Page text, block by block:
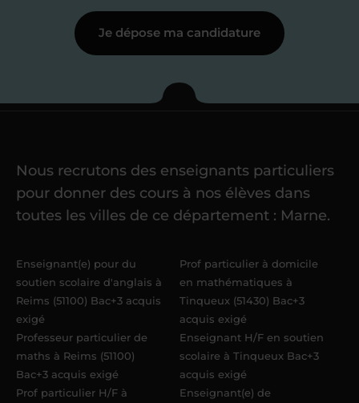
Étape 3
Je commence mes
Une fois ma candidature validée, mon
référent me confie mes premiers
élèvesdans un délai de6 jours
Acadomia.
Je dépose ma candidature
Nous recrutons des enseignants particuliers
pour donner des cours à nos élèves dans
toutes les villes de ce département : Marne.
Enseignant(e) pour du
soutien scolaire d'anglais à
Reims (51100) Bac+3 acquis
exigé
Professeur particulier de
maths à Reims (51100)
Bac+3 acquis exigé
Prof particulier H/F à
Prof particulier à domicile
en mathématiques à
Tinqueux (51430) Bac+3
acquis exigé
Enseignant H/F en soutien
scolaire à Tinqueux Bac+3
acquis exigé
Enseignant(e) de